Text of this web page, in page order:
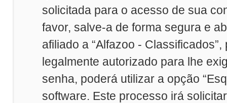
solicitada para o acesso de sua
favor, salve-a de forma segura e
afiliado a “Alfazoo -
legalmente autorizado para lhe
senha, poderá utilizar a opção
software. Este processo irá